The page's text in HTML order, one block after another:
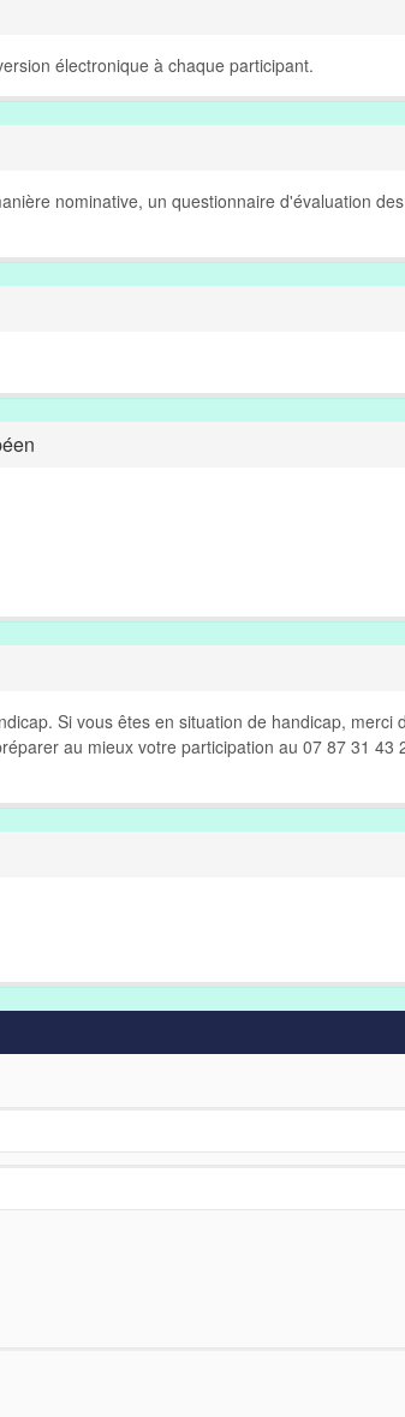
électronique à chaque participant.
nominative, un questionnaire d'évaluation des
Si vous êtes en situation de handicap, merci
au mieux votre participation au 07 87 31 43